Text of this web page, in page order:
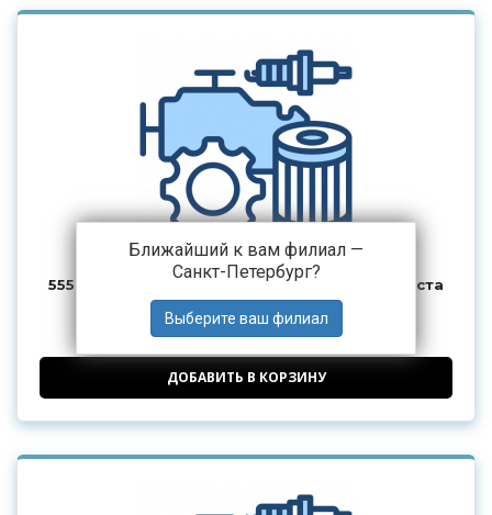
Ближайший к вам филиал —
Санкт-Петербург?
5557-2303074 Кулак шарнира переднего моста
от4 900 ₽
ДОБАВИТЬ В КОРЗИНУ